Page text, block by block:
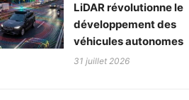
LiDAR révolutionne le
développement des
véhicules autonomes
31 juillet 2026